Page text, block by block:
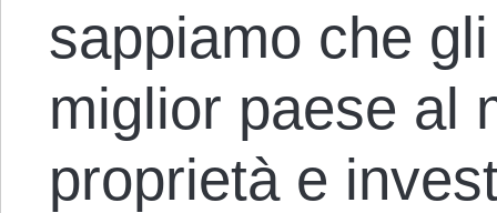
sappiamo che
miglior paese al
proprietà e